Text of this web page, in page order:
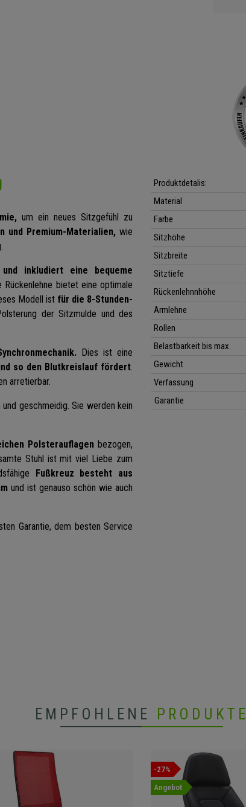
um ein neues Sitzgefühl zu
und Premium-Materialien, wie
inkludiert eine bequeme
bietet eine optimale
Modell ist für die 8-Stunden-
der Sitzmulde und des
Dies ist eine
so den Blutkreislauf fördert.
arretierbar.
geschmeidig. Sie werden kein
Polsterauflagen bezogen,
Stuhl ist mit viel Liebe zum
Fußkreuz besteht aus
und ist genauso schön wie auch
Garantie, dem besten Service
Produktdetalis:
Material
Farbe
Sitzhöhe
Sitzbreite
Sitztiefe
Rückenlehnnhöhe
Armlehne
Rollen
Belastbarkeit bis max.
Gewicht
Verfassung
Garantie
EMPFOHLENE PRODUKTE
-27%
Angebot